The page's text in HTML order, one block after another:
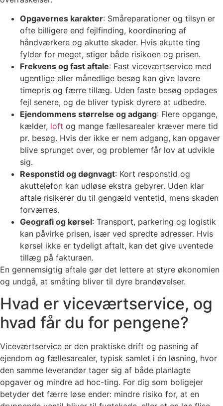
Opgavernes karakter: Småreparationer og tilsyn er
ofte billigere end fejlfinding, koordinering af
håndværkere og akutte skader. Hvis akutte ting
fylder for meget, stiger både risikoen og prisen.
Frekvens og fast aftale: Fast viceværtservice med
ugentlige eller månedlige besøg kan give lavere
timepris og færre tillæg. Uden faste besøg opdages
fejl senere, og de bliver typisk dyrere at udbedre.
Ejendommens størrelse og adgang: Flere opgange,
kælder, loft og mange fællesarealer kræver mere tid
pr. besøg. Hvis der ikke er nem adgang, kan opgaver
blive sprunget over, og problemer får lov at udvikle
sig.
Responstid og døgnvagt: Kort responstid og
akuttelefon kan udløse ekstra gebyrer. Uden klar
aftale risikerer du til gengæld ventetid, mens skaden
forværres.
Geografi og kørsel: Transport, parkering og logistik
kan påvirke prisen, især ved spredte adresser. Hvis
kørsel ikke er tydeligt aftalt, kan det give uventede
tillæg på fakturaen.
En gennemsigtig aftale gør det lettere at styre økonomien
og undgå, at småting bliver til dyre brandøvelser.
Hvad er viceværtservice, og
hvad får du for pengene?
Viceværtservice er den praktiske drift og pasning af
ejendom og fællesarealer, typisk samlet i én løsning, hvor
den samme leverandør tager sig af både planlagte
opgaver og mindre ad hoc-ting. For dig som boligejer
betyder det færre løse ender: mindre risiko for, at en